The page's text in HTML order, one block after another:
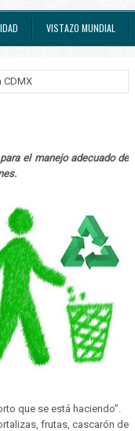
VISTAZO MUNDIAL
CDMX
el manejo adecuado de
que se está haciendo”.
frutas, cascarón de